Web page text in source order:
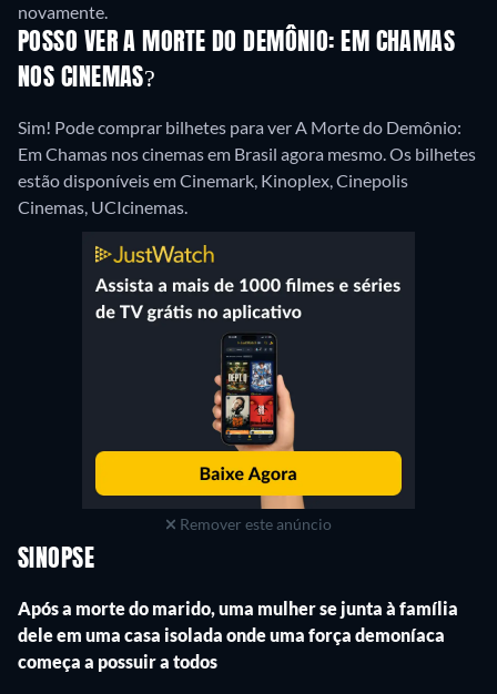
novamente.
POSSO VER A MORTE DO DEMÔNIO: EM CHAMAS
NOS CINEMAS?
Sim! Pode comprar bilhetes para ver A Morte do Demônio:
Em Chamas nos cinemas em Brasil agora mesmo. Os bilhetes
estão disponíveis em Cinemark, Kinoplex, Cinepolis
Cinemas, UCIcinemas.
Remover este anúncio
SINOPSE
Após a morte do marido, uma mulher se junta à família
dele em uma casa isolada onde uma força demoníaca
começa a possuir a todos